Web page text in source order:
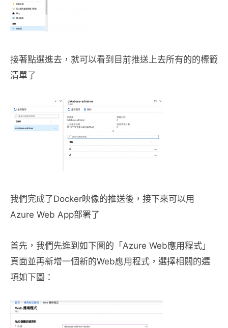
接著點選進去，就可以看到目前推送上去所有的的標籤
清單了
我們完成了Docker映像的推送後，接下來可以用
Azure Web App部署了
首先，我們先進到如下圖的「Azure Web應用程式」
頁面並再新增一個新的Web應用程式，選擇相關的選
項如下圖：